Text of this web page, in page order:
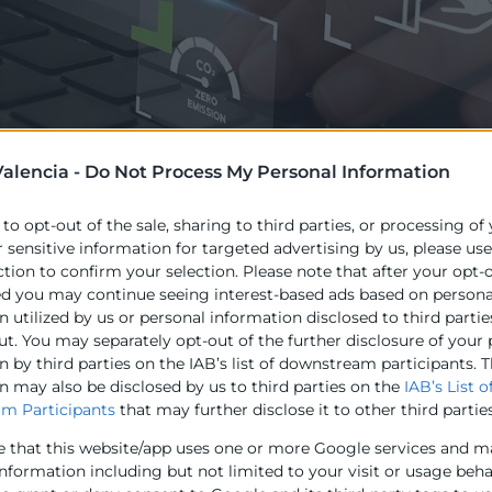
- Do Not Process My Personal Information
to opt-out of the sale, sharing to third parties, or processing of
sensitive information for targeted advertising by us, please
to confirm your selection. Please note that after your opt-
you may continue seeing interest-based ads based on
utilized by us or personal information disclosed to third
You may separately opt-out of the further disclosure of your
by third parties on the IAB’s list of downstream participants.
may also be disclosed by us to third parties on the IAB’s List
Participants that may further disclose it to other third
that this website/app uses one or more Google services and
including but not limited to your visit or usage
Pilar Europeu de Drets Socials destaca el dret a una
d’oportunitats en ocupació i educació. La
subratlla la importància d’estes àrees per al
posant l’accent en la inclusió i la igualtat
social.
poden ajudar a ampliar les oportunitats
i la *EFP en l’aprenentatge permanent,
El projecte MORAL busca utilitzar